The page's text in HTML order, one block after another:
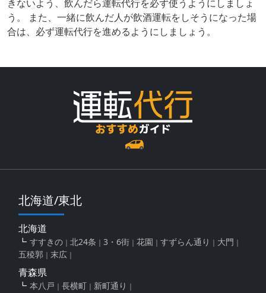
きないよう、飲んだら運転代行を必ず使うようにしましょ
う。 また、一緒に飲んだ人が飲酒運転をしそうになった場
合は、必ず運転代行を進めるようにしましょう。
北海道/東北
北海道
すすきの 北24条 3・6街 花園 すずらん通り
大門
五稜郭
末広
青森県
本八戸 長横町 新町通り